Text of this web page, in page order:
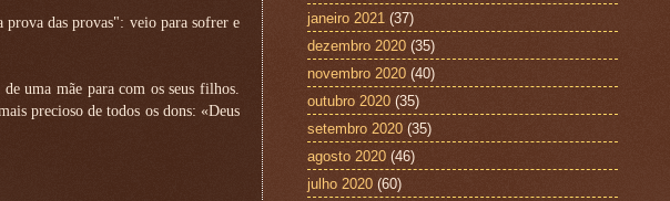
prova das provas": veio para sofrer e
uma mãe para com os seus filhos.
precioso de todos os dons: «Deus
janeiro 2021 (37)
dezembro 2020 (35)
novembro 2020 (40)
outubro 2020 (35)
setembro 2020 (35)
agosto 2020 (46)
julho 2020 (60)